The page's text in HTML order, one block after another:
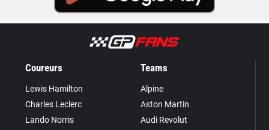
Coureurs
Lewis Hamilton
Charles Leclerc
Lando Norris
Teams
Alpine
Aston Martin
Audi Revolut